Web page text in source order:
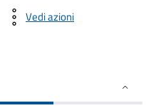
Vedi azioni